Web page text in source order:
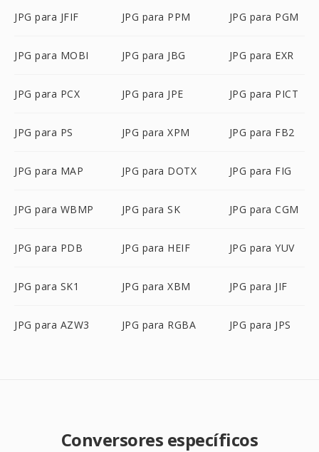
JPG para JFIF JPG para PPM JPG para PGM
JPG para MOBI JPG para JBG JPG para EXR
JPG para PCX JPG para JPE JPG para PICT
JPG para PS JPG para XPM JPG para FB2
JPG para MAP JPG para DOTX JPG para FIG
JPG para WBMP JPG para SK JPG para CGM
JPG para PDB JPG para HEIF JPG para YUV
JPG para SK1 JPG para XBM JPG para JIF
JPG para AZW3 JPG para RGBA JPG para JPS
Conversores específicos